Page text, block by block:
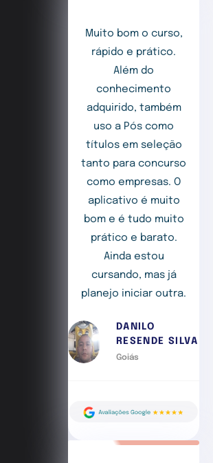
Muito bom o curso,
rápido e prático.
Além do
conhecimento
adquirido, também
uso a Pós como
títulos em seleção
tanto para concurso
como empresas. O
aplicativo é muito
bom e é tudo muito
prático e barato.
Ainda estou
cursando, mas já
planejo iniciar outra.
DANILO
RESENDE SILVA
Goiás